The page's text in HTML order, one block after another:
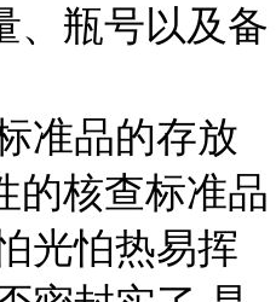
、瓶号以及备
准品的存放
的核查标准品
光怕热易挥